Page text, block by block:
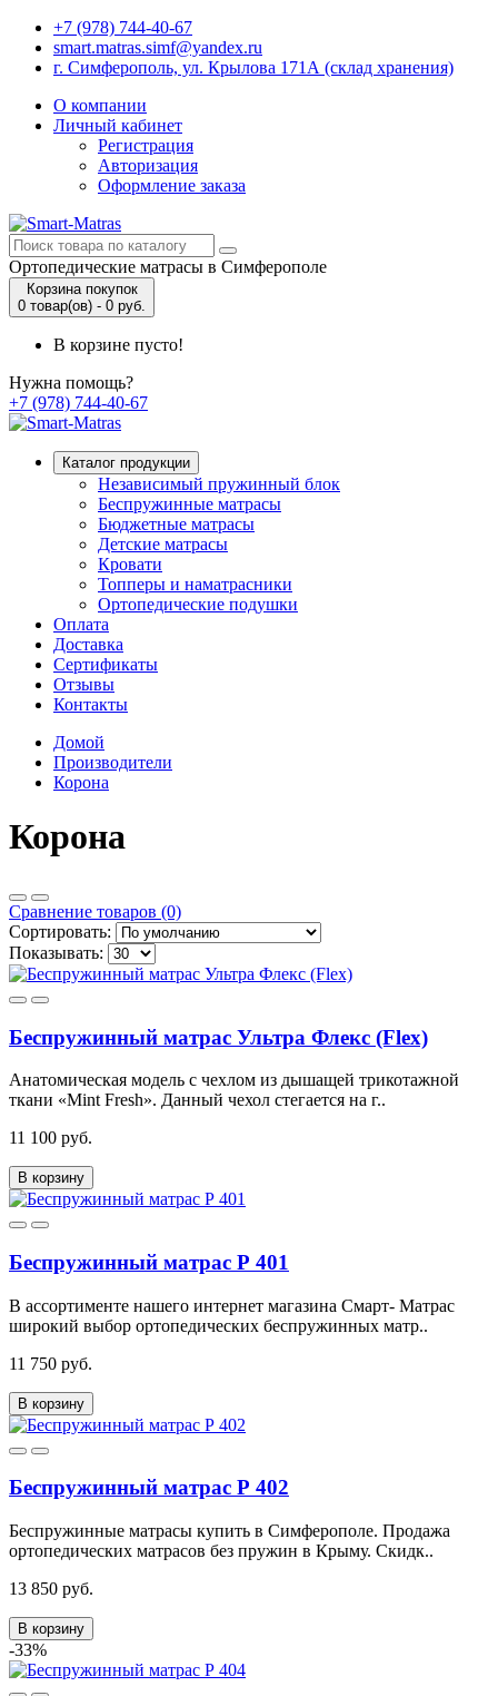
+7 (978) 744-40-67
smart.matras.simf@yandex.ru
г. Симферополь, ул. Крылова 171А (склад хранения)
О компании
Личный кабинет
Регистрация
Авторизация
Оформление заказа
Ортопедические матрасы в Симферополе
Корзина покупок
0 товар(ов) - 0 руб.
В корзине пусто!
Нужна помощь?
+7 (978) 744-40-67
Каталог продукции
Независимый пружинный блок
Беспружинные матрасы
Бюджетные матрасы
Детские матрасы
Кровати
Топперы и наматрасники
Ортопедические подушки
Оплата
Доставка
Сертификаты
Отзывы
Контакты
Домой
Производители
Корона
Корона
Сравнение товаров (0)
Сортировать:
Показывать:
Беспружинный матрас Ультра Флекс (Flex)
Анатомическая модель с чехлом из дышащей трикотажной
ткани «Mint Fresh». Данный чехол стегается на г..
11 100 руб.
В корзину
Беспружинный матрас Р 401
В ассортименте нашего интернет магазина Смарт- Матрас
широкий выбор ортопедических беспружинных матр..
11 750 руб.
В корзину
Беспружинный матрас Р 402
Беспружинные матрасы купить в Симферополе. Продажа
ортопедических матрасов без пружин в Крыму. Скидк..
13 850 руб.
В корзину
-33%